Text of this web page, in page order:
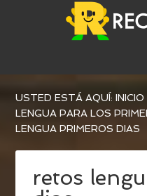
USTED ESTÁ AQUÍ:INICIO
LENGUA PARA LOS
LENGUA PRIMEROS DIAS
retos